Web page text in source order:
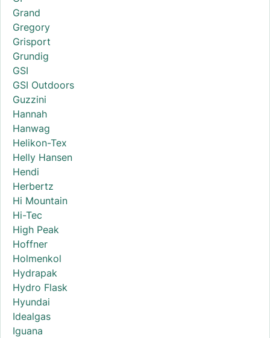
Grand
Gregory
Grisport
Grundig
GSI
GSI Outdoors
Guzzini
Hannah
Hanwag
Helikon-Tex
Helly Hansen
Hendi
Herbertz
Hi Mountain
Hi-Tec
High Peak
Hoffner
Holmenkol
Hydrapak
Hydro Flask
Hyundai
Idealgas
Iguana